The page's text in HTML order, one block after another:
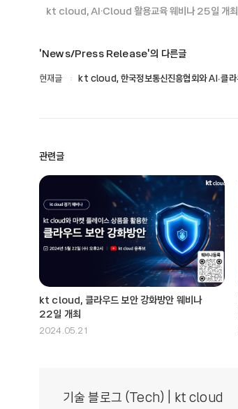
kt cloud, AI·Cloud 활용교육 웨비나 25일 개최
'News/Press Release'의 다른글
현재글 kt cloud, 한국정보통신진흥협회와 AI∙클라
관련글
kt cloud, 클라우드 보안 강화방안 웨비나
22일 개최
2024.05.21
기술 블로그 (Tech) | kt cloud